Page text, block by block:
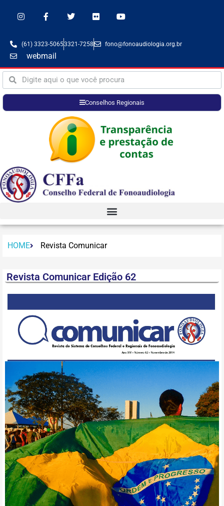
(61) 3323-50653321-7258 fono@fonoaudiologia.org.br
webmail
Conselhos Regionais
HOME Revista Comunicar
Revista Comunicar Edição 62